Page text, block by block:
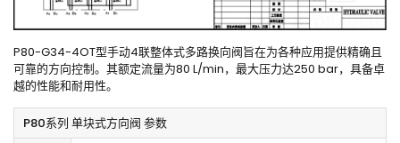
P80-G34-4OT型手动4联整体式多路换向阀旨在为各种应用提供精确且
可靠的方向控制。其额定流量为80 L/min，最大压力达250 bar，具备卓
越的性能和耐用性。
P80系列 单块式方向阀 参数